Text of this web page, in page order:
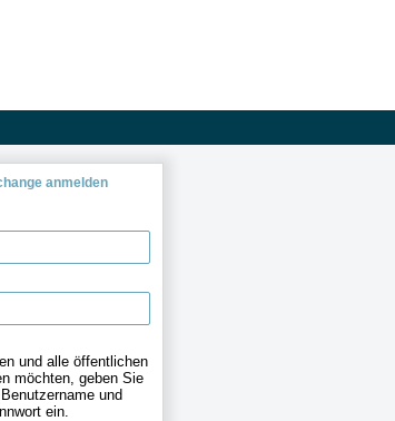
anmelden
und alle öffentlichen
möchten, geben Sie
und
ein.